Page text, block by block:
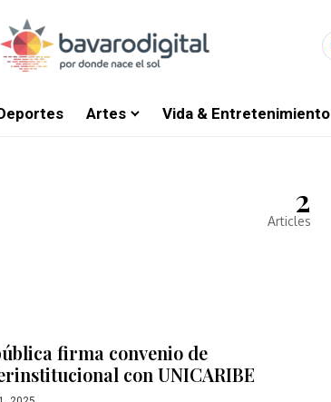
Artes Vida & Entretenimiento
2
Articles
firma convenio de
con UNICARIBE